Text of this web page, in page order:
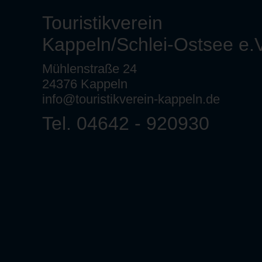
Touristikverein
Kappeln/Schlei-Ostsee
Mühlenstraße 24
24376 Kappeln
info@touristikverein-kappeln.de
Tel. 04642 - 920930